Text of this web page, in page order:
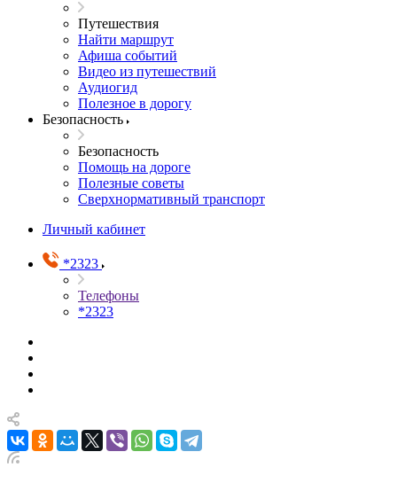
Путешествия
Найти маршрут
Афиша событий
Видео из путешествий
Аудиогид
Полезное в дорогу
Безопасность
Безопасность
Помощь на дороге
Полезные советы
Сверхнормативный транспорт
Личный кабинет
*2323
Телефоны
*2323